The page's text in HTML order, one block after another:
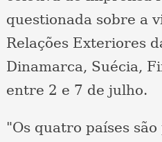
questionada sobre a
Relações Exteriores
Dinamarca, Suécia,
entre 2 e 7 de julho.
"Os quatro países